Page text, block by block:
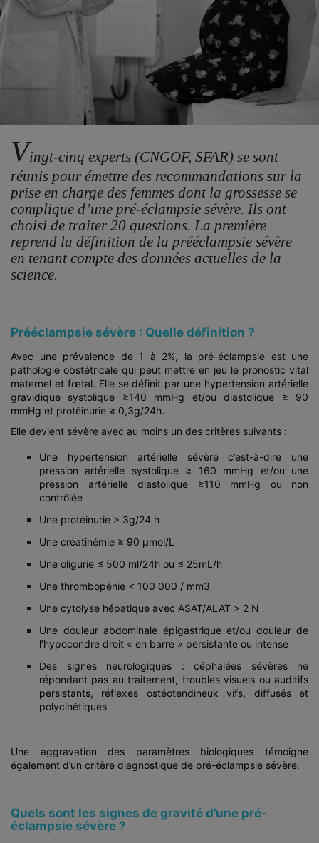
Vingt-cinq experts (CNGOF, SFAR) se sont
réunis pour émettre des recommandations sur la
prise en charge des femmes dont la grossesse se
complique d’une pré-éclampsie sévère. Ils ont
choisi de traiter 20 questions. La première
reprend la définition de la prééclampsie sévère
en tenant compte des données actuelles de la
science.
Prééclampsie sévère : Quelle définition ?
Avec une prévalence de 1 à 2%, la pré-éclampsie est une
pathologie obstétricale qui peut mettre en jeu le pronostic vital
maternel et fœtal. Elle se définit par une hypertension artérielle
gravidique systolique ≥140 mmHg et/ou diastolique ≥ 90
mmHg et protéinurie ≥ 0,3g/24h.
Elle devient sévère avec au moins un des critères suivants :
Une hypertension artérielle sévère c’est-à-dire une
pression artérielle systolique ≥ 160 mmHg et/ou une
pression artérielle diastolique ≥110 mmHg ou non
contrôlée
Une protéinurie > 3g/24 h
Une créatinémie ≥ 90 µmol/L
Une oligurie ≤ 500 ml/24h ou ≤ 25mL/h
Une thrombopénie < 100 000 / mm3
Une cytolyse hépatique avec ASAT/ALAT > 2 N
Une douleur abdominale épigastrique et/ou douleur de
l’hypocondre droit « en barre » persistante ou intense
Des signes neurologiques : céphalées sévères ne
répondant pas au traitement, troubles visuels ou auditifs
persistants, réflexes ostéotendineux vifs, diffusés et
polycinétiques
Une aggravation des paramètres biologiques témoigne
également d’un critère diagnostique de pré-éclampsie sévère.
Quels sont les signes de gravité d’une pré-
éclampsie sévère ?